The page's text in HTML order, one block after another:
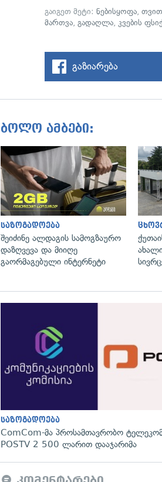
გაიგეთ მეტი:ნებისყოფა,
მართვა,გადაღლა,კვების
გაზიარება
ბოლო ამბები:
საზოგადოება
შეიძინე ალდაგის სამოგზაურო
დაზღვევა და მიიღე
გაორმაგებული ინტერნეტი
საზოგადოება
ComCom-მა პროსამთავრობო
POSTV 2 500 ლარით დააჯარიმა